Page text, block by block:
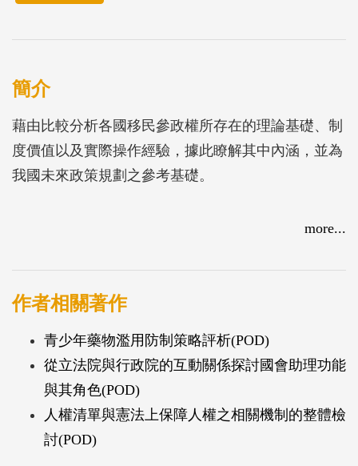
簡介
藉由比較分析各國移民參政權所存在的理論基礎、制
度價值以及實際操作經驗，據此瞭解其中內涵，並為
我國未來政策規劃之參考基礎。
more...
作者相關著作
青少年藥物濫用防制策略評析(POD)
從立法院與行政院的互動關係探討國會助理功能
與其角色(POD)
人權清單與憲法上保障人權之相關機制的整體檢
討(POD)